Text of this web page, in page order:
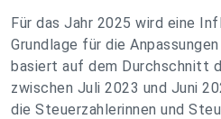
Für das Jahr 2025 wird eine
Grundlage für die
basiert auf dem Durchschnitt
zwischen Juli 2023 und Juni
die Steuerzahlerinnen und